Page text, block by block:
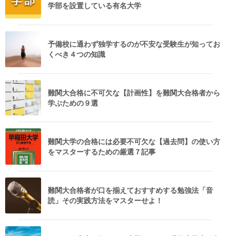
学部を設置している有名大学
予備校に通わず独学するのが不安な受験生が知ってお
くべき４つの知識
難関大合格に不可欠な【計画性】を難関大合格者から
学ぶための９選
難関大学の合格には必要不可欠な【過去問】の使い方
をマスターするための厳選７記事
難関大合格者が口を揃えておすすめする勉強法「音
読」その実践方法をマスターせよ！